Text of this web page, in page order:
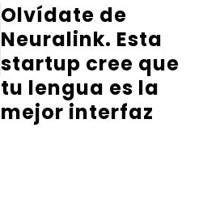
Olvídate de
Neuralink. Esta
startup cree que
tu lengua es la
mejor interfaz